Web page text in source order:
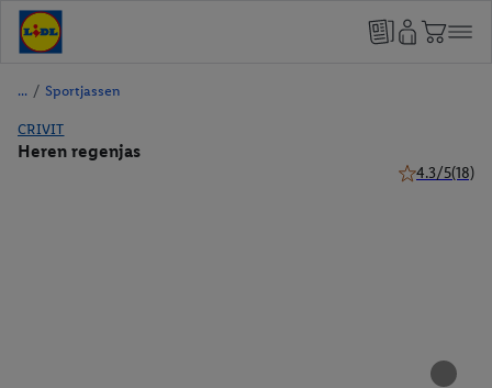
/ Sportjassen
CRIVIT
Heren regenjas
4.3/5(18)